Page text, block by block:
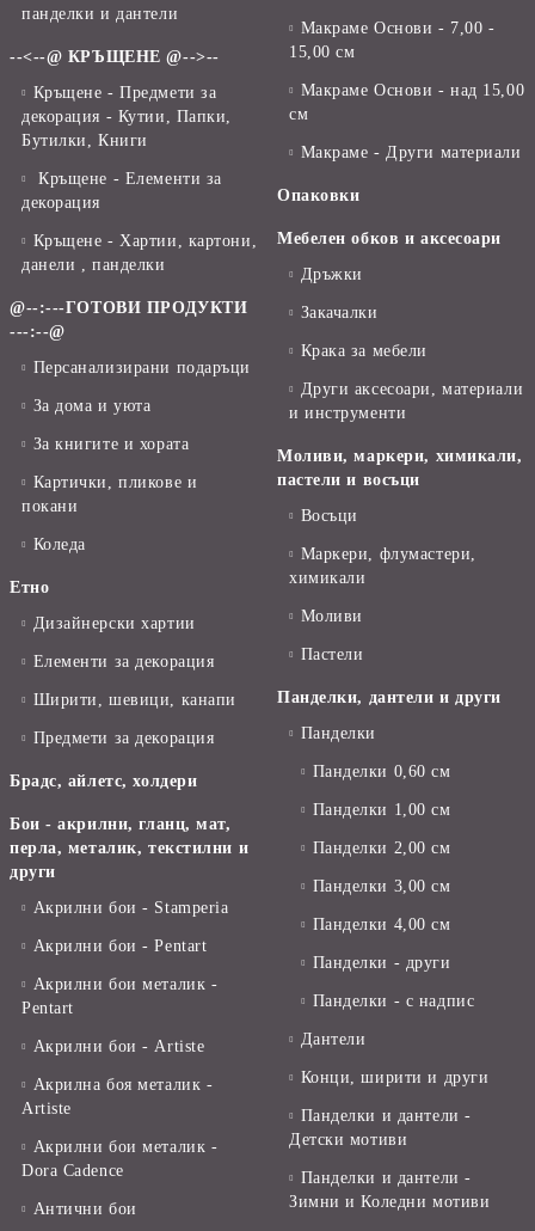
панделки и дантели
--<--@ КРЪЩЕНЕ @-->--
Кръщене - Предмети за
декорация - Кутии, Папки,
Бутилки, Книги
Кръщене - Елементи за
декорация
Кръщене - Хартии, картони,
данели , панделки
@--:---ГОТОВИ ПРОДУКТИ
---:--@
Персанализирани подаръци
За дома и уюта
За книгите и хората
Картички, пликове и
покани
Коледа
Етно
Дизайнерски хартии
Елементи за декорация
Ширити, шевици, канапи
Предмети за декорация
Брадс, айлетс, холдери
Бои - акрилни, гланц, мат,
перла, металик, текстилни и
други
Акрилни бои - Stamperia
Акрилни бои - Pentart
Акрилни бои металик -
Pentart
Акрилни бои - Artiste
Акрилна боя металик -
Artiste
Акрилни бои металик -
Dora Cadence
Антични бои
Макраме Основи - 7,00 -
15,00 см
Макраме Основи - над 15,00
см
Макраме - Други материали
Опаковки
Мебелен обков и аксесоари
Дръжки
Закачалки
Крака за мебели
Други аксесоари, материали
и инструменти
Моливи, маркери, химикали,
пастели и восъци
Восъци
Маркери, флумастери,
химикали
Моливи
Пастели
Панделки, дантели и други
Панделки
Панделки 0,60 см
Панделки 1,00 см
Панделки 2,00 см
Панделки 3,00 см
Панделки 4,00 см
Панделки - други
Панделки - с надпис
Дантели
Конци, ширити и други
Панделки и дантели -
Детски мотиви
Панделки и дантели -
Зимни и Коледни мотиви